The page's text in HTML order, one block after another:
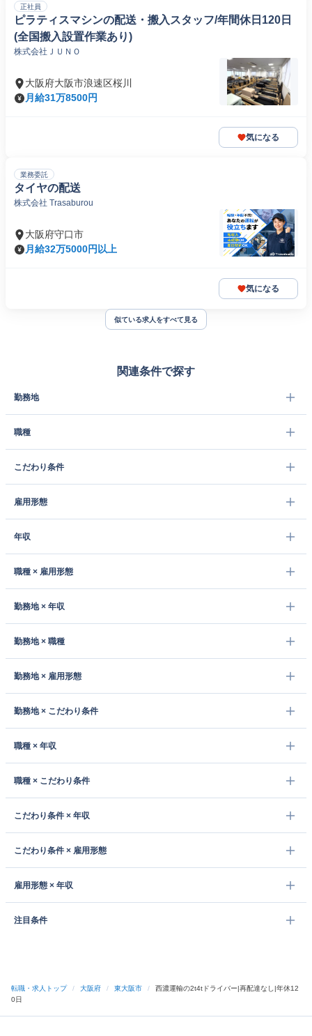
正社員
ピラティスマシンの配送・搬入スタッフ/年間休日120日
(全国搬入設置作業あり)
株式会社ＪＵＮＯ
大阪府大阪市浪速区桜川
月給31万8500円
気になる
業務委託
タイヤの配送
株式会社 Trasaburou
大阪府守口市
月給32万5000円以上
気になる
似ている求人をすべて見る
関連条件で探す
勤務地
職種
こだわり条件
雇用形態
年収
職種 × 雇用形態
勤務地 × 年収
勤務地 × 職種
勤務地 × 雇用形態
勤務地 × こだわり条件
職種 × 年収
職種 × こだわり条件
こだわり条件 × 年収
こだわり条件 × 雇用形態
雇用形態 × 年収
注目条件
転職・求人トップ / 大阪府 / 東大阪市 /
西濃運輸の2t4tドライバー|再配達なし|年休12
0日